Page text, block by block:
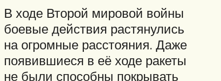
В ходе Второй мировой войны
боевые действия растянулись
на огромные расстояния. Даже
появившиеся в её ходе ракеты
не были способны покрывать